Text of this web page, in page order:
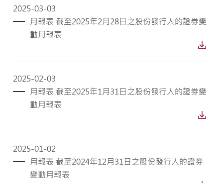
2025-03-03
月報表 截至2025年2月28日之股份發行人的證券變
動月報表
2025-02-03
月報表 截至2025年1月31日之股份發行人的證券變
動月報表
2025-01-02
月報表 截至2024年12月31日之股份發行人的證券
變動月報表